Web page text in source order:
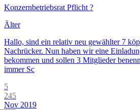
Konzernbetriebsrat Pflicht ?
Älter
Hallo, sind ein relativ neu gewählter 7
Nachrücker. Nun haben wir eine
bekommen und sollen 3 Mitglieder
immer Sc
5
245
Nov 2019